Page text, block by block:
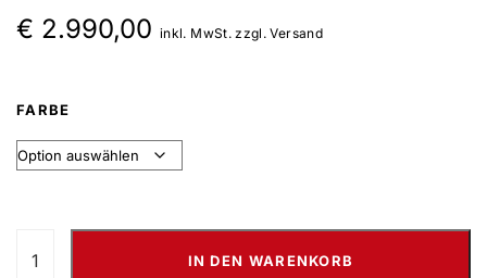
€ 2.990,00 inkl. MwSt. zzgl. Versand
FARBE
IN DEN WARENKORB